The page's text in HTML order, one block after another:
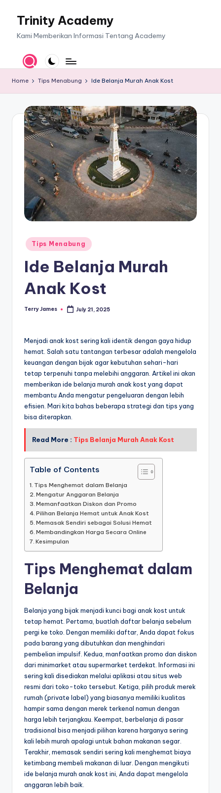
Trinity Academy
Kami Memberikan Informasi Tentang Academy
Home Tips Menabung Ide Belanja Murah Anak Kost
Posted
in
Tips Menabung
Ide Belanja Murah
Anak Kost
Posted
Terry James July 21, 2025
Menjadi anak kost sering kali identik dengan gaya hidup
hemat. Salah satu tantangan terbesar adalah mengelola
keuangan dengan bijak agar kebutuhan sehari-hari
tetap terpenuhi tanpa melebihi anggaran. Artikel ini akan
memberikan ide belanja murah anak kost yang dapat
membantu Anda mengatur pengeluaran dengan lebih
efisien. Mari kita bahas beberapa strategi dan tips yang
bisa diterapkan.
Read More : Tips Belanja Murah Anak Kost
Table of Contents
Tips Menghemat dalam Belanja
Mengatur Anggaran Belanja
Memanfaatkan Diskon dan Promo
Pilihan Belanja Hemat untuk Anak Kost
Memasak Sendiri sebagai Solusi Hemat
Membandingkan Harga Secara Online
Kesimpulan
Tips Menghemat dalam
Belanja
Belanja yang bijak menjadi kunci bagi anak kost untuk
tetap hemat. Pertama, buatlah daftar belanja sebelum
pergi ke toko. Dengan memiliki daftar, Anda dapat fokus
pada barang yang dibutuhkan dan menghindari
pembelian impulsif. Kedua, manfaatkan promo dan diskon
dari minimarket atau supermarket terdekat. Informasi ini
sering kali disediakan melalui aplikasi atau situs web
resmi dari toko-toko tersebut. Ketiga, pilih produk merek
rumah (private label) yang biasanya memiliki kualitas
hampir sama dengan merek terkenal namun dengan
harga lebih terjangkau. Keempat, berbelanja di pasar
tradisional bisa menjadi pilihan karena harganya sering
kali lebih murah apalagi untuk bahan makanan segar.
Terakhir, memasak sendiri sering kali menghemat biaya
ketimbang membeli makanan di luar. Dengan mengikuti
ide belanja murah anak kost ini, Anda dapat mengelola
anggaran lebih baik.